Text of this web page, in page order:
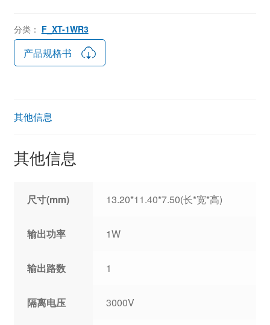
分类： F_XT-1WR3
产品规格书
其他信息
其他信息
尺寸(mm) 13.20*11.40*7.50(长*宽*高)
输出功率 1W
输出路数 1
隔离电压 3000V